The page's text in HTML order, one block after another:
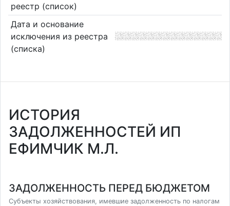
реестр (список)
Дата и основание
исключения из реестра
(списка)
ИСТОРИЯ
ЗАДОЛЖЕННОСТЕЙ ИП
ЕФИМЧИК М.Л.
ЗАДОЛЖЕННОСТЬ ПЕРЕД БЮДЖЕТОМ
Субъекты хозяйствования, имевшие задолженность по налогам